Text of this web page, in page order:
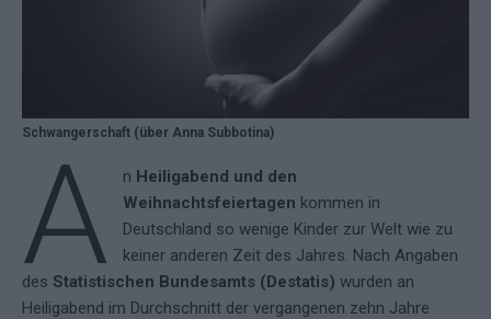
Schwangerschaft (über Anna Subbotina)
A n Heiligabend und den
Weihnachtsfeiertagen kommen in
Deutschland so wenige Kinder zur Welt wie zu
keiner anderen Zeit des Jahres. Nach Angaben
des Statistischen Bundesamts (Destatis) wurden an
Heiligabend im Durchschnitt der vergangenen zehn Jahre